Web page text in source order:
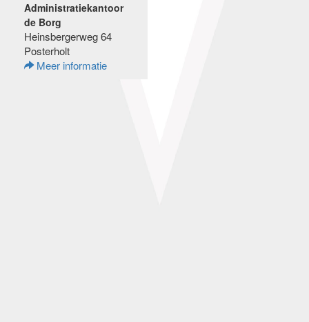
Administratiekantoor
de Borg
Heinsbergerweg 64
Posterholt
Meer informatie